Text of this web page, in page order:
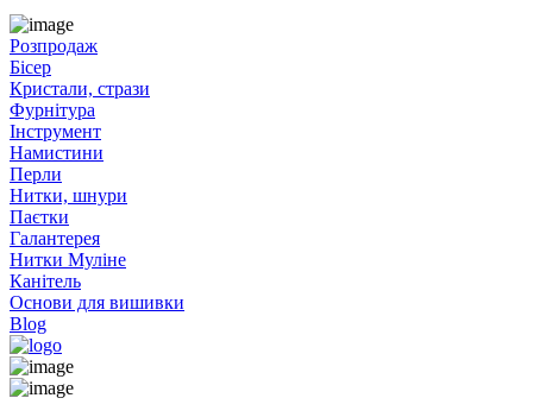
Розпродаж
Бісер
Кристали, стрази
Фурнітура
Інструмент
Намистини
Перли
Нитки, шнури
Паєтки
Галантерея
Нитки Муліне
Канітель
Основи для вишивки
Blog